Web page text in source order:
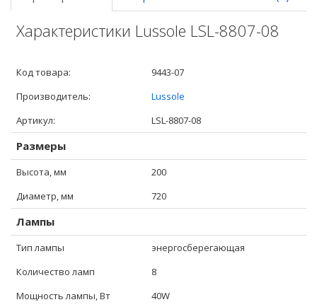
Характеристики Lussole LSL-8807-08
Код товара:
9443-07
Производитель:
Lussole
Артикул:
LSL-8807-08
Размеры
Высота, мм
200
Диаметр, мм
720
Лампы
Тип лампы
энергосберегающая
Количество ламп
8
Мощность лампы, Вт
40W